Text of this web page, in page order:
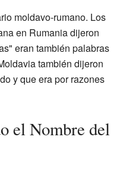
moldavo-rumano. Los
en Rumania dijeron
eran también palabras
también dijeron
y que era por razones
el Nombre del